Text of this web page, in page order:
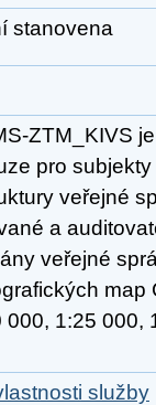
stanovena
ZTM_KIVS
pro
veřejné
a
veřejné
map
000, 1:25 000,
služby